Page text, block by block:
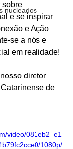
nucleados
sobre
e se inspirar
e Ação
se a nós e
em realidade!
diretor
de
video/081eb2_e1
1080p/